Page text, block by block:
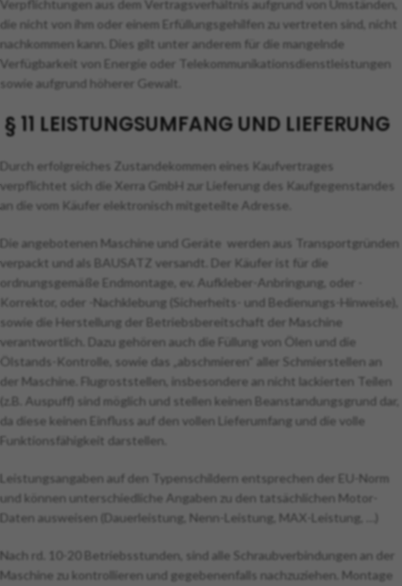
Verpflichtungen aus dem Vertragsverhältnis aufgrund von Umständen,
die nicht von ihm oder einem Erfüllungsgehilfen zu vertreten sind, nicht
nachkommen kann. Dies gilt unter anderem für die mangelnde
Verfügbarkeit von Energie oder Telekommunikationsdienstleistungen
sowie aufgrund höherer Gewalt.
§ 11 LEISTUNGSUMFANG UND LIEFERUNG
Durch erfolgreiches Zustandekommen eines Kaufvertrages
verpflichtet sich die Xerra GmbH zur Lieferung des Kaufgegenstandes
an die vom Käufer elektronisch mitgeteilte Adresse.
Die angebotenen Maschine und Geräte werden aus Transportgründen
verpackt und als BAUSATZ versandt. Der Käufer ist für die
ordnungsgemäße Endmontage, ev. Aufkleber-Anbringung, oder -
Korrektor, oder -Nachklebung (Sicherheits- und Bedienungs-Hinweise),
sowie die Herstellung der Betriebsbereitschaft der Maschine
verantwortlich. Dazu gehören auch die Füllung von Ölen und die
Ölstands-Kontrolle, sowie das „abschmieren“ aller Schmierstellen an
der Maschine. Flugroststellen, insbesondere an nicht lackierten Teilen
(z.B. Auspuff) sind möglich und stellen keinen Beanstandungsgrund dar,
da diese keinen Einfluss auf den vollen Lieferumfang und die volle
Funktionsfähigkeit darstellen.
Leistungsangaben auf den Typenschildern entsprechen der EU-Norm
und können unterschiedliche Angaben zu den tatsächlichen Motor-
Daten ausweisen (Dauerleistung, Nenn-Leistung, MAX-Leistung, …)
Nach rd. 10-20 Betriebsstunden, sind alle Schraubverbindungen an der
Maschine zu kontrollieren und gegebenenfalls nachzuziehen. Montage